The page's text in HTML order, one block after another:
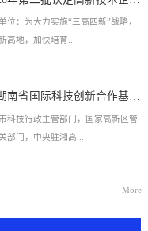
位：为大力实施“三高四新”战略，
高地，加快培育...
关于组织开展2021年度湖南省国际科技创新合作基地申报工作的通知
科技行政主管部门，国家高新区管
部门，中央驻湘高...
More